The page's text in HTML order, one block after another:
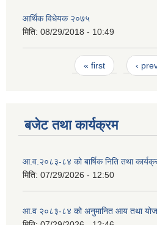
आर्थिक विधेयक २०७५
मिति: 08/29/2018 - 10:49
« first ‹
बजेट तथा कार्यक्रम
आ.व.२०८३-८४ को बार्षिक निति तथा
मिति: 07/29/2026 - 12:50
आ.व २०८३-८४ को अनुमानित आय तथा